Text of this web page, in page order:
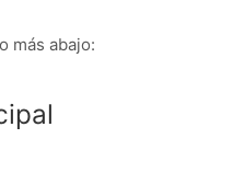
más abajo: